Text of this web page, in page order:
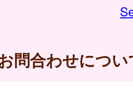
問合わせについ